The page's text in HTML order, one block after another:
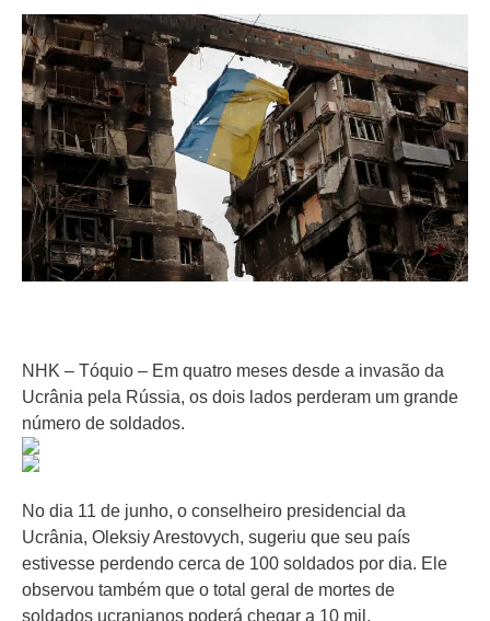
NHK – Tóquio – Em quatro meses desde a invasão da
Ucrânia pela Rússia, os dois lados perderam um grande
número de soldados.
No dia 11 de junho, o conselheiro presidencial da
Ucrânia, Oleksiy Arestovych, sugeriu que seu país
estivesse perdendo cerca de 100 soldados por dia. Ele
observou também que o total geral de mortes de
soldados ucranianos poderá chegar a 10 mil.